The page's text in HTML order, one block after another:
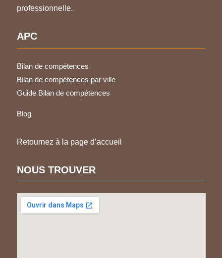
professionnelle.
APC
Bilan de compétences
Bilan de compétences par ville
Guide Bilan de compétences
Blog
Retournez à la page d’accueil
NOUS TROUVER